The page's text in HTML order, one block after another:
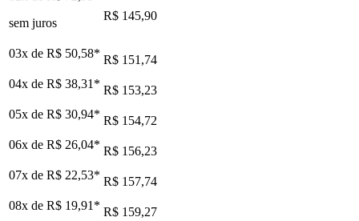
sem juros
R$ 145,90
03x de R$ 50,58* R$ 151,74
04x de R$ 38,31 * R$ 153,23
05x de R$ 30,94* R$ 154,72
06x de R$ 26,04* R$ 156,23
07x de R$ 22,53* R$ 157,74
08x de R$ 19,91 * R$ 159,27